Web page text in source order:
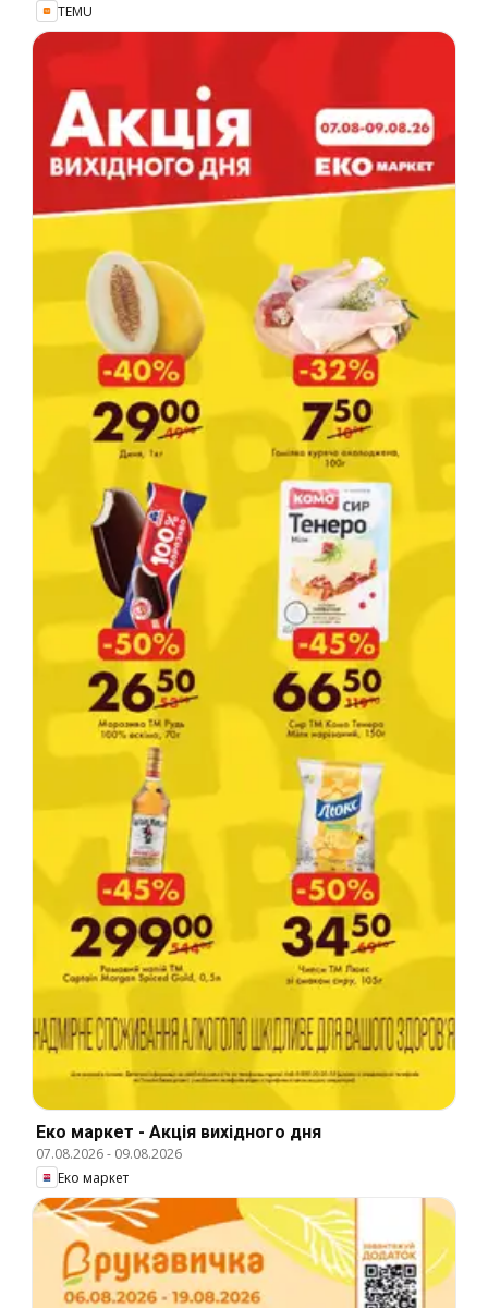
TEMU
Еко маркет - Акція вихідного дня
07.08.2026- 09.08.2026
Еко маркет